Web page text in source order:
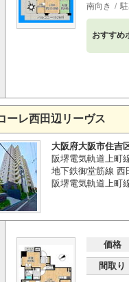
南向き
おすすめ
ーレ西田辺リーヴス
大阪府大阪市住吉
阪堺電気軌道上町
地下鉄御堂筋線 西
阪堺電気軌道上町
価格
間取り